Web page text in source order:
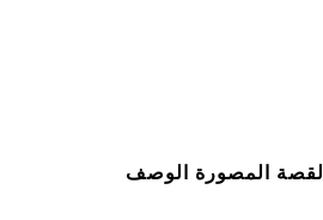
القصة المصورة الوصف